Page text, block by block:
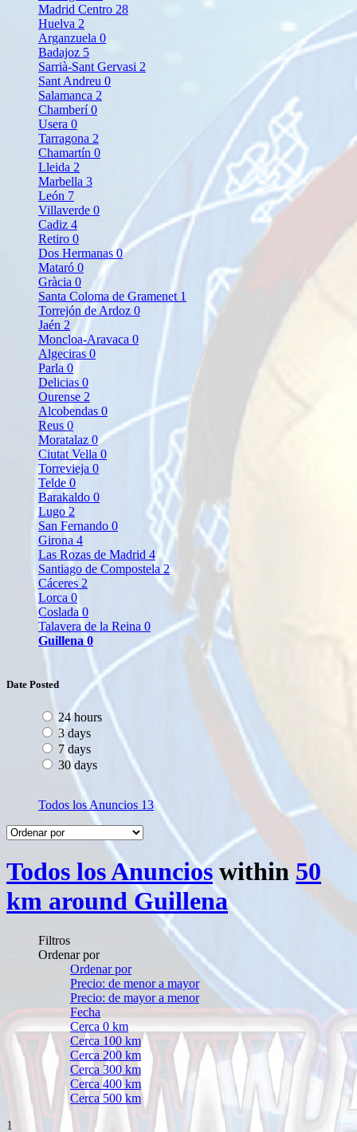
Madrid Centro 28
Huelva 2
Arganzuela 0
Badajoz 5
Sarrià-Sant Gervasi 2
Sant Andreu 0
Salamanca 2
Chamberí0
Usera 0
Tarragona 2
Chamartín 0
Lleida 2
Marbella 3
León 7
Villaverde 0
Cadiz 4
Retiro 0
Dos Hermanas0
Mataró 0
Gràcia 0
Santa Coloma de Gramenet 1
Torrejón de Ardoz 0
Jaén 2
Moncloa-Aravaca 0
Algeciras 0
Parla 0
Delicias 0
Ourense 2
Alcobendas 0
Reus 0
Moratalaz 0
Ciutat Vella 0
Torrevieja 0
Telde 0
Barakaldo 0
Lugo 2
San Fernando 0
Girona 4
Las Rozas de Madrid 4
Santiago de Compostela2
Cáceres 2
Lorca 0
Coslada 0
Talavera de la Reina 0
Guillena 0
Date Posted
24 hours
3 days
7 days
30 days
Todos los Anuncios 13
Todos los Anuncios within50
km around Guillena
Filtros
Ordenar por
Ordenar por
Precio: de menor a mayor
Precio: de mayor a menor
Fecha
Cerca 0 km
Cerca 100 km
Cerca 200 km
Cerca 300 km
Cerca 400 km
Cerca 500 km
1